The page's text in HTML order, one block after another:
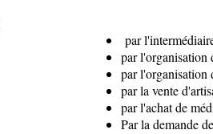
par
par l'organisation
par l'organisation
par la vente
par l'achat de
Par la demande